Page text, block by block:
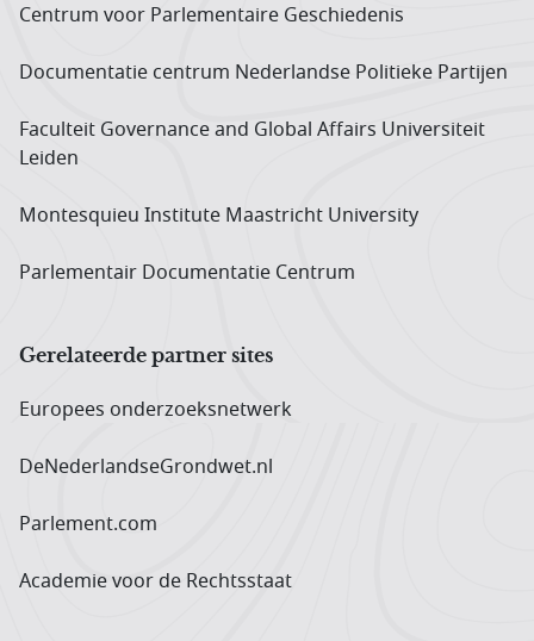
Centrum voor Parlementaire Geschiedenis
Documentatie centrum Neder­landse Politieke Partijen
Faculteit Governance and Global Affairs Universiteit
Leiden
Montesquieu Institute Maastricht University
Parlementair Documentatie Centrum
Gerelateerde partner sites
Europees onderzoeks­netwerk
DeNederlandseGrondwet.nl
Parlement.com
Academie voor de Rechtsstaat